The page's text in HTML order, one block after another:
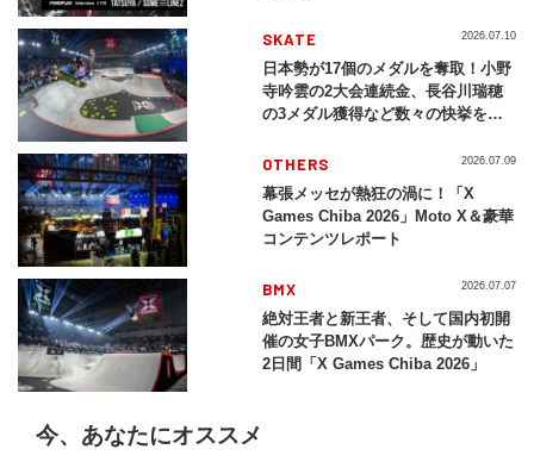
SKATE
日本勢が17個のメダルを奪取！小野
寺吟雲の2大会連続金、長谷川瑞穂
の3メダル獲得など数々の快挙をプ
2026」
2026.07.10
OTHERS
幕張メッセが熱狂の渦に！「X
Games Chiba 2026」Moto X＆豪華
コンテンツレポート
2026.07.09
BMX
絶対王者と新王者、そして国内初開
催の女子BMXパーク。歴史が動いた
2日間「X Games Chiba 2026」
2026.07.07
今、あなたにオススメ